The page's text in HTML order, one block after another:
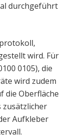
durchgeführt
wird. Für
0105), die
wird zudem
die Oberfläche
zusätzlicher
Aufkleber